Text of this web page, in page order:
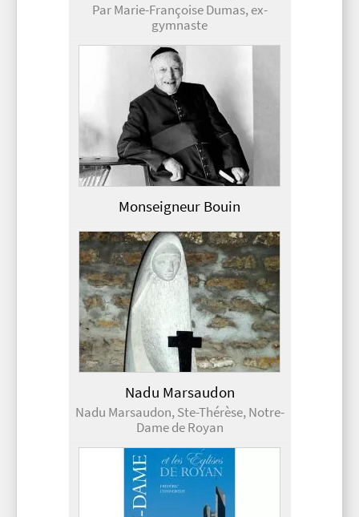
Par Marie-Françoise Dumas, ex-
gymnaste
Monseigneur Bouin
Nadu Marsaudon
Nadu Marsaudon, Ste-Thérèse, Notre-
Dame de Royan